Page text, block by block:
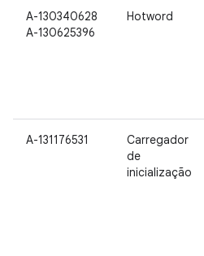
A-130340628
A-130625396
Hotword
A-131176531
Carregador
de
inicialização